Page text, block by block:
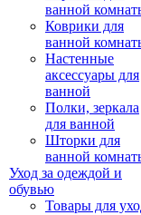
ванной
Коврики для
ванной
Настенные
аксессуары для
ванной
Полки, зеркала
для ванной
Шторки для
ванной
Уход за одеждой и
обувью
Товары для